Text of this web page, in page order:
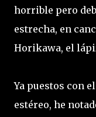
horrible pero
estrecha, en
Horikawa, el
Ya puestos con
estéreo, he